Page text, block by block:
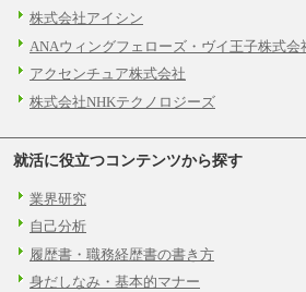
株式会社アイシン
ANAウィングフェローズ・ヴイ王子株式会
アクセンチュア株式会社
株式会社NHKテクノロジーズ
就活に役立つコンテンツから探す
業界研究
自己分析
履歴書・職務経歴書の書き方
身だしなみ・基本的マナー